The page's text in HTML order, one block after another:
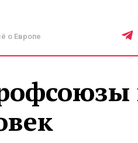
о Европе